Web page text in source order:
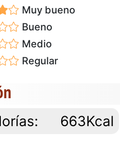
Muy bueno
Bueno
Medio
Regular
663Kcal